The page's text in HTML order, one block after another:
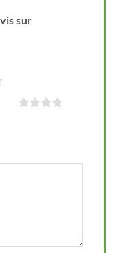
sur